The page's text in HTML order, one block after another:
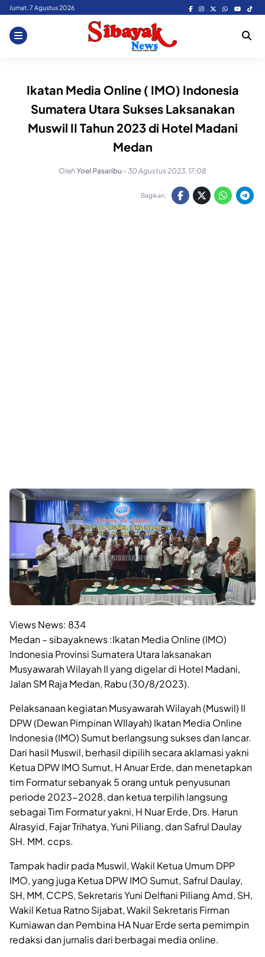
Skip
content
Jumat, 7 Agustus 2026
Ikatan Media Online ( IMO) Indonesia
Sumatera Utara Sukses Laksanakan
Muswil II Tahun 2023 di Hotel Madani
Medan
Oleh Yoel Pasaribu - 30 Agustus 2023, 17:08
Bagikan:
Views News: 834
Medan – sibayaknews :Ikatan Media Online (IMO)
Indonesia Provinsi Sumatera Utara laksanakan
Musyawarah Wilayah II yang digelar di Hotel Madani,
Jalan SM Raja Medan, Rabu (30/8/2023).
Pelaksanaan kegiatan Musyawarah Wilayah (Muswil) II
DPW (Dewan Pimpinan WIlayah) Ikatan Media Online
Indonesia (IMO) Sumut berlangsung sukses dan lancar.
Dari hasil Muswil, berhasil dipilih secara aklamasi yakni
Ketua DPW IMO Sumut, H Anuar Erde, dan menetapkan
tim Formatur sebanyak 5 orang untuk penyusunan
periode 2023-2028, dan ketua terpilih langsung
sebagai Tim Formatur yakni, H Nuar Erde, Drs. Harun
Alrasyid, Fajar Trihatya, Yuni Piliang, dan Safrul Daulay
SH. MM. ccps.
Tampak hadir pada Muswil, Wakil Ketua Umum DPP
IMO, yang juga Ketua DPW IMO Sumut, Safrul Daulay,
SH, MM, CCPS, Sekretaris Yuni Delfiani Piliang Amd, SH,
Wakil Ketua Ratno Sijabat, Wakil Sekretaris Firman
Kurniawan dan Pembina HA Nuar Erde serta pemimpin
redaksi dan jurnalis dari berbagai media online.